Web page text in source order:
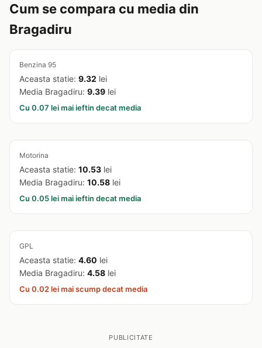
Cum se compara cu media din
Bragadiru
Benzina 95
Aceasta statie: 9.32 lei
Media Bragadiru: 9.39 lei
Cu 0.07 lei mai ieftin decat media
Motorina
Aceasta statie: 10.53 lei
Media Bragadiru: 10.58 lei
Cu 0.05 lei mai ieftin decat media
GPL
Aceasta statie: 4.60 lei
Media Bragadiru: 4.58 lei
Cu 0.02 lei mai scump decat media
PUBLICITATE